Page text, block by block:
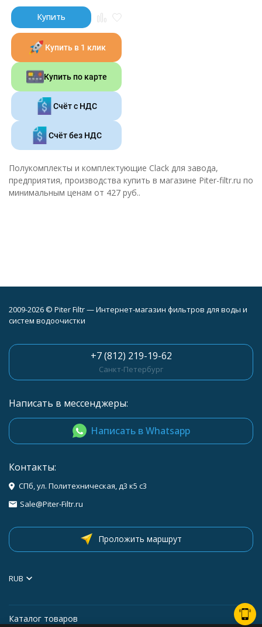
Купить
Купить в 1 клик
Купить по карте
Счёт с НДС
Счёт без НДС
Полукомплекты и комплектующие Clack для завода,
предприятия, производства купить в магазине Piter-filtr.ru по
минимальным ценам от 427 руб..
2009-2026 © Piter Filtr — Интернет-магазин фильтров для воды и
систем водоочистки
+7 (812) 219-19-62
Санкт-Петербург
Написать в мессенджеры:
Написать в Whatsapp
Контакты:
СПб, ул. Политехническая, д3 к5 с3
Sale@Piter-Filtr.ru
Проложить маршрут
RUB
Каталог товаров